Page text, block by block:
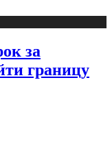
за
границу